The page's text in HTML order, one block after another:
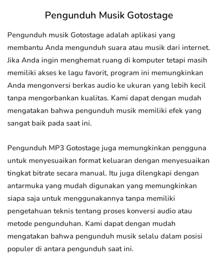
Pengunduh Musik Gotostage
Pengunduh musik Gotostage adalah aplikasi yang
membantu Anda mengunduh suara atau musik dari internet.
Jika Anda ingin menghemat ruang di komputer tetapi masih
memiliki akses ke lagu favorit, program ini memungkinkan
Anda mengonversi berkas audio ke ukuran yang lebih kecil
tanpa mengorbankan kualitas. Kami dapat dengan mudah
mengatakan bahwa pengunduh musik memiliki efek yang
sangat baik pada saat ini.
Pengunduh MP3 Gotostage juga memungkinkan pengguna
untuk menyesuaikan format keluaran dengan menyesuaikan
tingkat bitrate secara manual. Itu juga dilengkapi dengan
antarmuka yang mudah digunakan yang memungkinkan
siapa saja untuk menggunakannya tanpa memiliki
pengetahuan teknis tentang proses konversi audio atau
metode pengunduhan. Kami dapat dengan mudah
mengatakan bahwa pengunduh musik selalu dalam posisi
populer di antara pengunduh saat ini.